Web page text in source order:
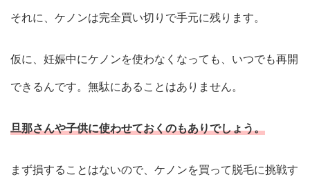
それに、ケノンは完全買い切りで手元に残ります。
仮に、妊娠中にケノンを使わなくなっても、いつでも再開
できるんです。無駄にあることはありません。
旦那さんや子供に使わせておくのもありでしょう。
まず損することはないので、ケノンを買って脱毛に挑戦す